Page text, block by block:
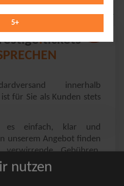
5+
.tickets
innerhalb
ist für Sie als Kunden stets
es einfach, klar und
unserem Angebot finden
verwirrende Gebühren,
oder ähnliches.
ausschließlich
nutzen